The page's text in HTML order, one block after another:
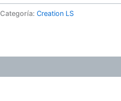
Categoría: Creation LS